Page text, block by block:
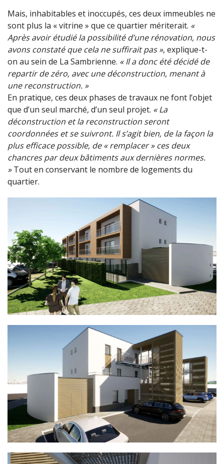
Mais, inhabitables et inoccupés, ces deux immeubles ne
sont plus la « vitrine » que ce quartier mériterait. «
Après avoir étudié la possibilité d’une rénovation, nous
avons constaté que cela ne suffirait pas », explique-t-
on au sein de La Sambrienne. « Il a donc été décidé de
repartir de zéro, avec une déconstruction, menant à
une reconstruction. »
En pratique, ces deux phases de travaux ne font l’objet
que d’un seul marché, d’un seul projet. « La
déconstruction et la reconstruction seront
coordonnées et se suivront. Il s’agit bien, de la façon la
plus efficace possible, de « remplacer » ces deux
chancres par deux bâtiments aux dernières normes.
»Tout en conservant le nombre de logements du
quartier.